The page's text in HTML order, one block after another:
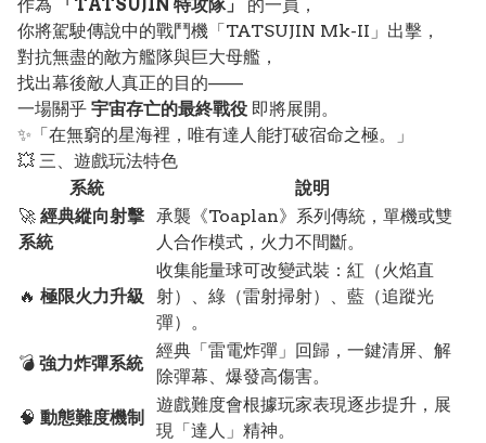
作為 「TATSUJIN 特攻隊」
的一員，
你將駕駛傳說中的戰鬥機「TATSUJIN Mk-II」出擊，
對抗無盡的敵方艦隊與巨大母艦，
找出幕後敵人真正的目的——
一場關乎 宇宙存亡的最終戰役 即將展開。
✨「在無窮的星海裡，唯有達人能打破宿命之極。」
💥 三、遊戲玩法特色
系統
說明
🚀 經典縱向射擊
系統
承襲《Toaplan》系列傳統，單機或雙
人合作模式，火力不間斷。
🔥 極限火力升級
收集能量球可改變武裝：紅（火焰直
射）、綠（雷射掃射）、藍（追蹤光
彈）。
💣 強力炸彈系統
經典「雷電炸彈」回歸，一鍵清屏、解
除彈幕、爆發高傷害。
🧠 動態難度機制
遊戲難度會根據玩家表現逐步提升，展
現「達人」精神。